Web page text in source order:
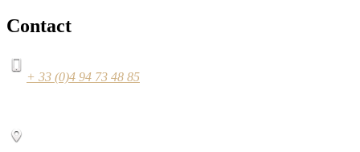
Contact
+ 33 (0)4 94 73 48 85